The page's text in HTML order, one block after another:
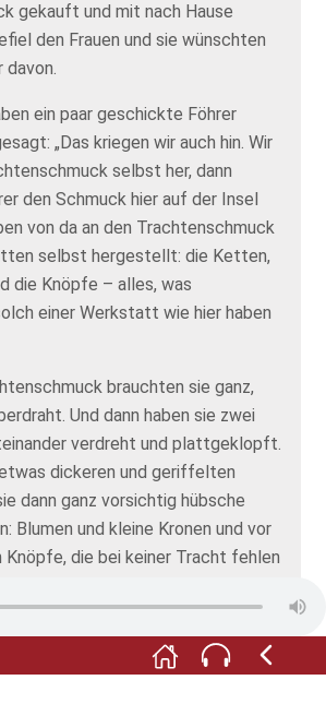
gekauft und mit nach Hause
den Frauen und sie wünschten
davon.
ein paar geschickte Föhrer
„Das kriegen wir auch hin. Wir
selbst her, dann
den Schmuck hier auf der Insel
von da an den Trachtenschmuck
selbst hergestellt: die Ketten,
die Knöpfe – alles, was
einer Werkstatt wie hier haben
brauchten sie ganz,
Und dann haben sie zwei
verdreht und plattgeklopft.
dickeren und geriffelten
dann ganz vorsichtig hübsche
Blumen und kleine Kronen und vor
Knöpfe, die bei keiner Tracht fehlen
schmuck so fein gearbeitet ist,